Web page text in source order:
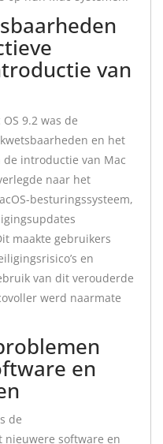
van
9.2 was de
en het
introductie van Mac
naar het
besturingssysteem,
maakte gebruikers
en
van dit verouderde
werd naarmate
en
de
software en